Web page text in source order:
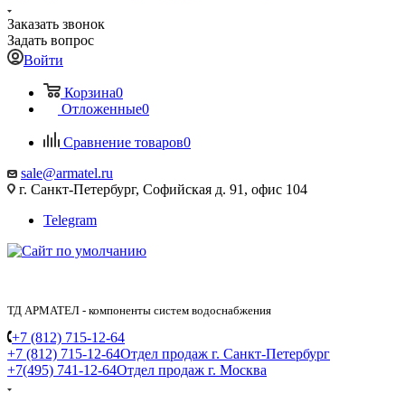
Заказать звонок
Задать вопрос
Войти
Корзина0
Отложенные0
Сравнение товаров0
sale@armatel.ru
г. Санкт-Петербург, Софийская д. 91, офис 104
Telegram
ТД АРМАТЕЛ - компоненты систем водоснабжения
+7 (812) 715-12-64
+7 (812) 715-12-64Отдел продаж г. Санкт-Петербург
+7(495) 741-12-64Отдел продаж г. Москва